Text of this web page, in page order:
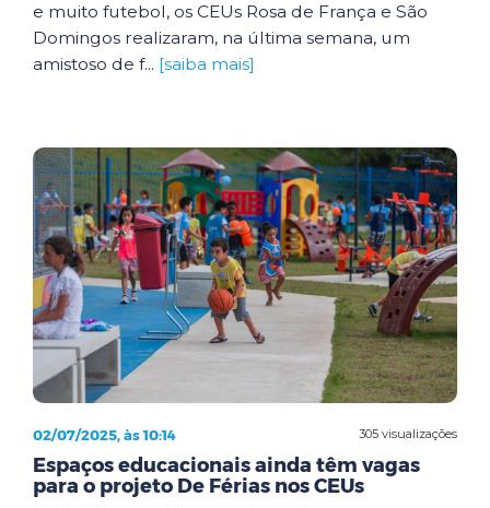
e muito futebol, os CEUs Rosa de França e São
Domingos realizaram, na última semana, um
amistoso de f... [saiba mais]
305 visualizações
02/07/2025, às 10:14
Espaços educacionais ainda têm vagas
para o projeto De Férias nos CEUs